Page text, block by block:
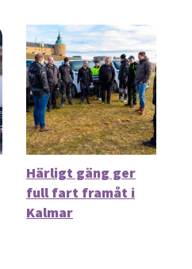
Härligt gäng ger
full fart framåt i
Kalmar